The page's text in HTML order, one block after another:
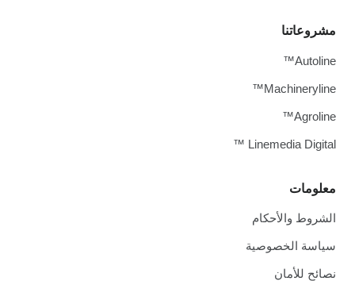
معلومات
الشروط والأحكام
سياسة الخصوصية
نصائح للأمان
مشروعاتنا
Autoline™
Machineryline™
Agroline™
Linemedia Digital ™